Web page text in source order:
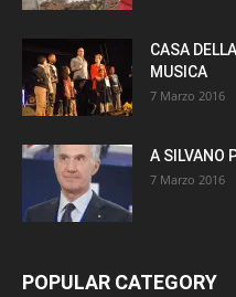
CASA
MUSICA
7 Marzo 2016
A SILVANO
7 Marzo 2016
POPULAR CATEGORY